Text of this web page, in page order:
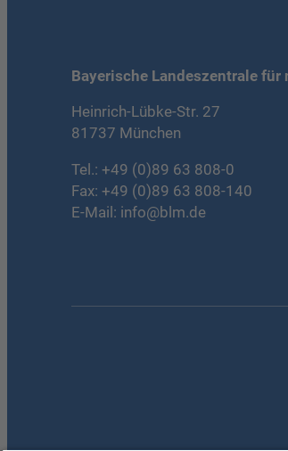
Bayerische Landeszentrale für
Heinrich-Lübke-Str. 27
81737 München
Tel.: +49 (0)89 63 808-0
Fax: +49 (0)89 63 808-140
E-Mail: info@blm.de